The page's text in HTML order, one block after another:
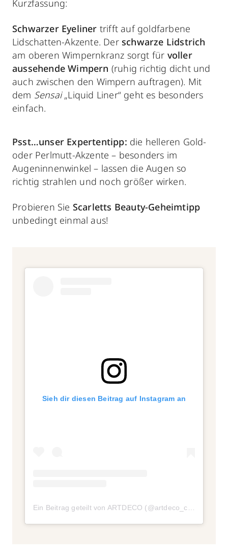
Kurzfassung:
Schwarzer Eyeliner trifft auf goldfarbene
Lidschatten-Akzente. Der schwarze Lidstrich
am oberen Wimpernkranz sorgt für voller
aussehende Wimpern (ruhig richtig dicht und
auch zwischen den Wimpern auftragen). Mit
dem Sensai„Liquid Liner“ geht es besonders
einfach.
Psst…unser Expertentipp: die helleren Gold-
oder Perlmutt-Akzente – besonders im
Augeninnenwinkel – lassen die Augen so
richtig strahlen und noch größer wirken.
Probieren Sie Scarletts Beauty-Geheimtipp
unbedingt einmal aus!
Sieh dir diesen Beitrag auf Instagram an